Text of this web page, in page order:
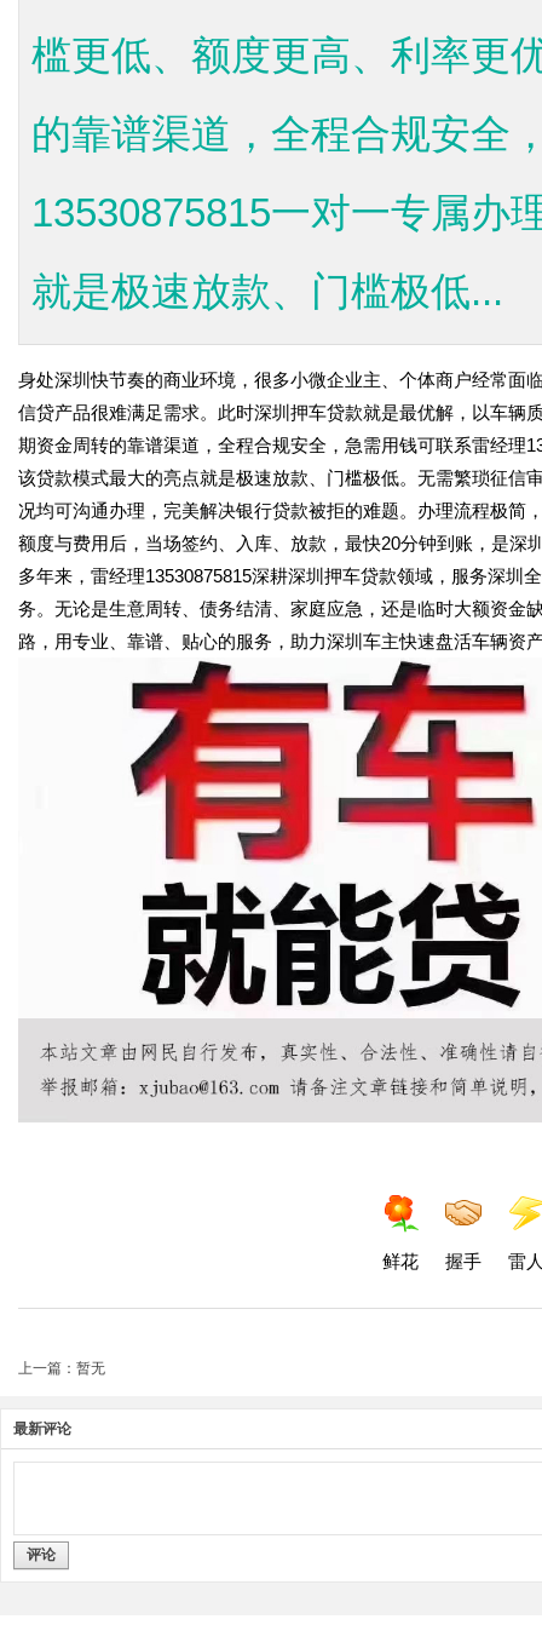
槛更低、额度更高、利率更
的靠谱渠道，全程合规安全
13530875815一对一专属办
就是极速放款、门槛极低...
身处深圳快节奏的商业环境，很多小微企业主、个体商户经常面
信贷产品很难满足需求。此时深圳押车贷款就是最优解，以车辆
期资金周转的靠谱渠道，全程合规安全，急需用钱可联系雷经理
该贷款模式最大的亮点就是极速放款、门槛极低。无需繁琐征信
况均可沟通办理，完美解决银行贷款被拒的难题。办理流程极简
额度与费用后，当场签约、入库、放款，最快20分钟到账，是深
多年来，雷经理13530875815深耕深圳押车贷款领域，服务深圳
务。无论是生意周转、债务结清、家庭应急，还是临时大额资金
路，用专业、靠谱、贴心的服务，助力深圳车主快速盘活车辆资
鲜花 握手 雷
上一篇：暂无
最新评论
评论